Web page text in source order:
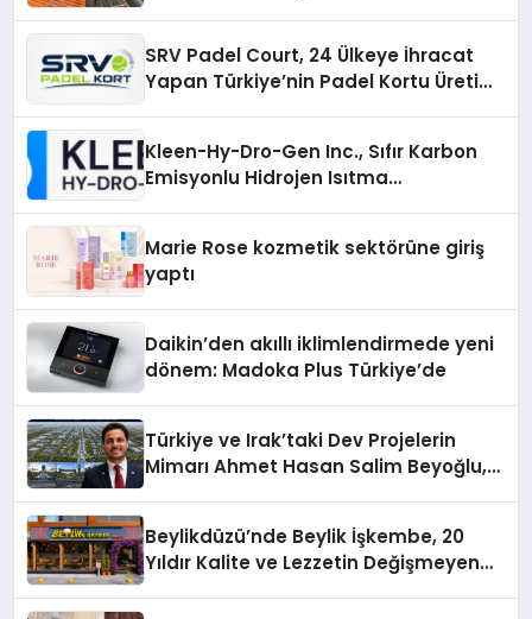
SRV Padel Court, 24 Ülkeye İhracat
Yapan Türkiye’nin Padel Kortu Üretim
Kleen-Hy-Dro-Gen Inc., Sıfır Karbon
Emisyonlu Hidrojen Isıtma
Marie Rose kozmetik sektörüne giriş
yaptı
Daikin’den akıllı iklimlendirmede yeni
dönem: Madoka Plus Türkiye’de
Türkiye ve Irak’taki Dev Projelerin
Mimarı Ahmet Hasan Salim Beyoğlu,
Hayata Geçirecek
Beylikdüzü’nde Beylik İşkembe, 20
Yıldır Kalite ve Lezzetin Değişmeyen